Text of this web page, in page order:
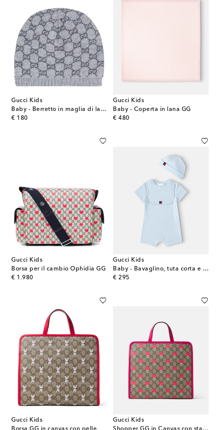
Gucci Kids
Baby - Berretto in maglia di lana a coste GG
€ 180
original price
Gucci Kids
Baby - Coperta in lana GG
€ 480
original price
Gucci Kids
Borsa per il cambio Ophidia GG
€ 1.980
original price
Gucci Kids
Baby - Bavaglino, tuta corta e cappello
€ 295
original price
Gucci Kids
Gucci Kids